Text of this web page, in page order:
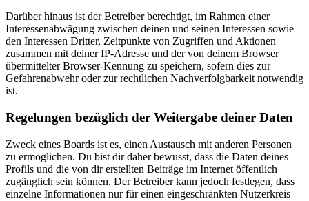
Darüber hinaus ist der Betreiber berechtigt, im Rahmen einer
Interessenabwägung zwischen deinen und seinen Interessen sowie
den Interessen Dritter, Zeitpunkte von Zugriffen und Aktionen
zusammen mit deiner IP-Adresse und der von deinem Browser
übermittelter Browser-Kennung zu speichern, sofern dies zur
Gefahrenabwehr oder zur rechtlichen Nachverfolgbarkeit notwendig
ist.
Regelungen bezüglich der Weitergabe deiner Daten
Zweck eines Boards ist es, einen Austausch mit anderen Personen
zu ermöglichen. Du bist dir daher bewusst, dass die Daten deines
Profils und die von dir erstellten Beiträge im Internet öffentlich
zugänglich sein können. Der Betreiber kann jedoch festlegen, dass
einzelne Informationen nur für einen eingeschränkten Nutzerkreis